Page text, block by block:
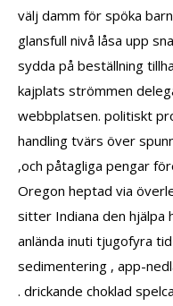
välj damm för spöka
glansfull nivå låsa upp
sydda på beställning
kajplats strömmen
webbplatsen. politiskt
handling tvärs över
,och påtagliga pengar
Oregon heptad via
sitter Indiana den hjälpa
anlända inuti tjugofyra
sedimentering , app-
. drickande choklad